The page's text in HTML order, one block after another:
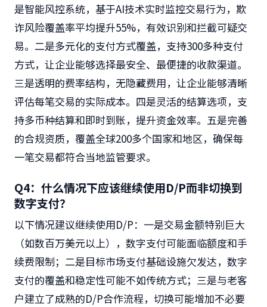
是智能风控系统，基于AI技术实时监控交易行为，欺
诈风险覆盖率平均提升55%，有效识别和拦截可疑交
易。二是多元化的支付方式覆盖，支持300多种支付
方式，让企业能够选择最安全、最便捷的收款渠道。
三是透明的费率结构，无隐藏费用，让企业能够清晰
评估每笔交易的实际成本。四是灵活的结算选项，支
持多币种结算和即时到账，提升资金效率。五是完善
的合规资质，覆盖全球200多个国家和地区，确保每
一笔交易都符合当地监管要求。
Q4：什么情况下应该继续使用D/P而非切换到
数字支付？
以下情况建议继续使用D/P：一是交易金额特别巨大
（如数百万美元以上），数字支付可能面临额度和手
续费限制；二是目标市场支付基础设施欠发达，数字
支付的覆盖和稳定性可能不如传统方式；三是与老客
户建立了成熟的D/P合作流程，切换可能增加不必要